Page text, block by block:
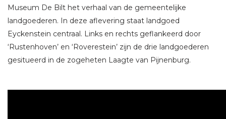
Museum De Bilt het verhaal van de gemeentelijke
landgoederen. In deze aflevering staat landgoed
Eyckenstein centraal. Links en rechts geflankeerd door
‘Rustenhoven’ en ‘Roverestein’ zijn de drie landgoederen
gesitueerd in de zogeheten Laagte van Pijnenburg.